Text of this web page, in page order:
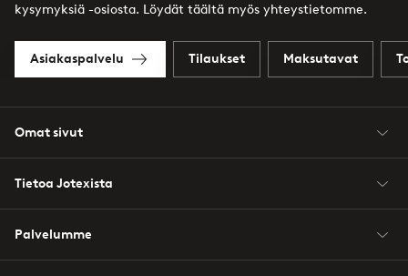
kysymyksiä -osiosta. Löydät täältä myös yhteystietomme.
Asiakaspalvelu Tilaukset Maksutavat
Omat sivut
Tietoa Jotexista
Palvelumme